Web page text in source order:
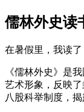
儒林外史读
在暑假里，我读了
《儒林外史》是
艺术形象，反映
八股科举制度，